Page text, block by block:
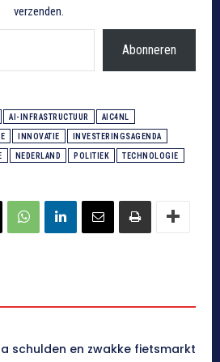
verzenden.
Abonneren
AI-INFRASTRUCTUUR AIC4NL
INNOVATIE INVESTERINGSAGENDA
NEDERLAND POLITIEK TECHNOLOGIE
schulden en zwakke fietsmarkt